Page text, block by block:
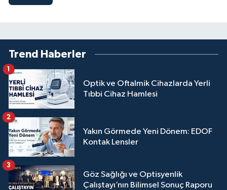
Trend Haberler
Optik ve Oftalmik Cihazlarda Yerli
Tıbbi Cihaz Hamlesi
1
Yakın Görmede Yeni Dönem: EDOF
Kontak Lensler
2
Göz Sağlığı ve Optisyenlik
Çalıştayı’nın Bilimsel Sonuç Raporu
3